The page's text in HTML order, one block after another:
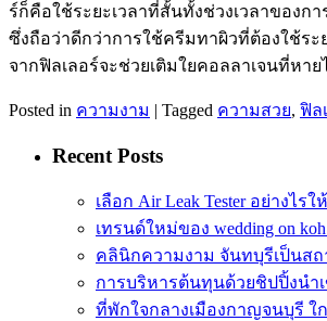
ร์ก็คือใช้ระยะเวลาที่สั้นทั้งช่วงเวลาของก
ซึ่งถือว่าดีกว่าการใช้ครีมทาผิวที่ต้องใช้ร
จากฟิลเลอร์จะช่วยเติมใยคอลลาเจนที่หา
Posted in ความงาม | Tagged ความสวย, ฟิล
Recent Posts
เลือก Air Leak Tester อย่างไ
เทรนด์ใหม่ของ wedding on
คลินิกความงาม จันทบุรีเป็นส
การบริหารต้นทุนด้วยชิปปิ้งนำ
ที่พักใจกลางเมืองกาญจนบุรี